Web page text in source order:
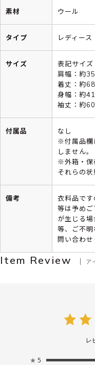
素材 ウール
タイプ レディース
サイズ
表記サイ
肩幅：約
着丈：約
身幅：約
袖丈：約
付属品
なし
※付属品欄
しません。
※外箱・保
それらの状
備考
衣料品で
等は予め
が生じる
等、ご不
問い合わせ
Item Review ア
レ
★ 5